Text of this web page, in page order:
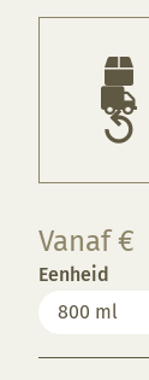
Vanaf €
Eenheid